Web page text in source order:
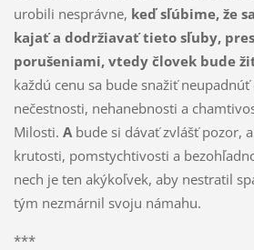
urobili nesprávne, keď sľúbime, že
kajať a dodržiavať tieto sľuby,
porušeniami, vtedy človek bude
každú cenu sa bude snažiť neupadnúť
nečestnosti, nehanebnosti a
Milosti. A bude si dávať zvlášť pozor,
krutosti, pomstychtivosti a
nech je ten akýkoľvek, aby nestratil
tým nezmárnil svoju námahu.
***